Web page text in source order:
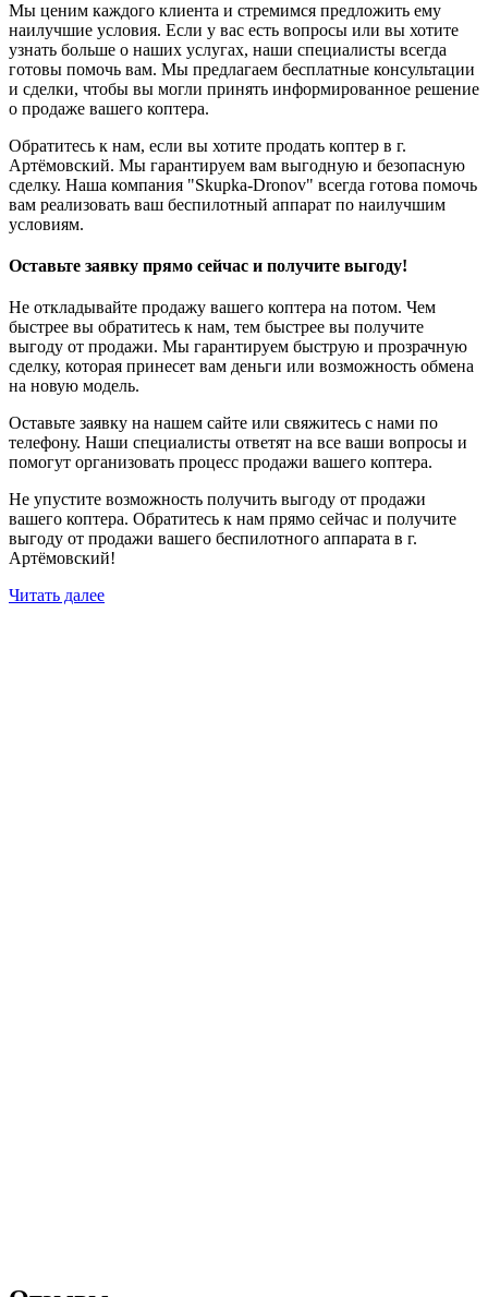
Мы ценим каждого клиента и стремимся предложить ему
наилучшие условия. Если у вас есть вопросы или вы хотите
узнать больше о наших услугах, наши специалисты всегда
готовы помочь вам. Мы предлагаем бесплатные консультации
и сделки, чтобы вы могли принять информированное решение
о продаже вашего коптера.
Обратитесь к нам, если вы хотите продать коптер в г.
Артёмовский. Мы гарантируем вам выгодную и безопасную
сделку. Наша компания "Skupka-Dronov" всегда готова помочь
вам реализовать ваш беспилотный аппарат по наилучшим
условиям.
Оставьте заявку прямо сейчас и получите выгоду!
Не откладывайте продажу вашего коптера на потом. Чем
быстрее вы обратитесь к нам, тем быстрее вы получите
выгоду от продажи. Мы гарантируем быструю и прозрачную
сделку, которая принесет вам деньги или возможность обмена
на новую модель.
Оставьте заявку на нашем сайте или свяжитесь с нами по
телефону. Наши специалисты ответят на все ваши вопросы и
помогут организовать процесс продажи вашего коптера.
Не упустите возможность получить выгоду от продажи
вашего коптера. Обратитесь к нам прямо сейчас и получите
выгоду от продажи вашего беспилотного аппарата в г.
Артёмовский!
Читать далее